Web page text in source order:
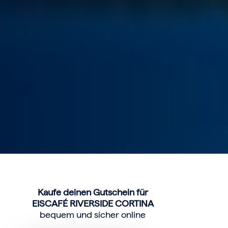
Kaufe deinen Gutschein für
EISCAFÉ RIVERSIDE CORTINA
bequem und sicher online